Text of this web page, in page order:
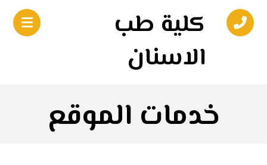
كلية طب
الاسنان
خدمات الموقع